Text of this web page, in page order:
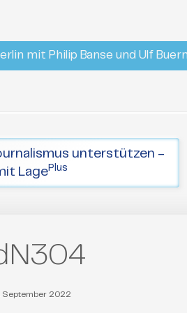
mit Philip Banse und Ulf
unterstützen -
LagePlus
September 2022